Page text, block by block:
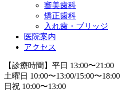
審美歯科
矯正歯科
入れ歯・ブリッジ
医院案内
アクセス
【診療時間】平日 13:00〜21:00
土曜日 10:00〜13:00/15:00〜18:00
日祝 10:00〜13:00